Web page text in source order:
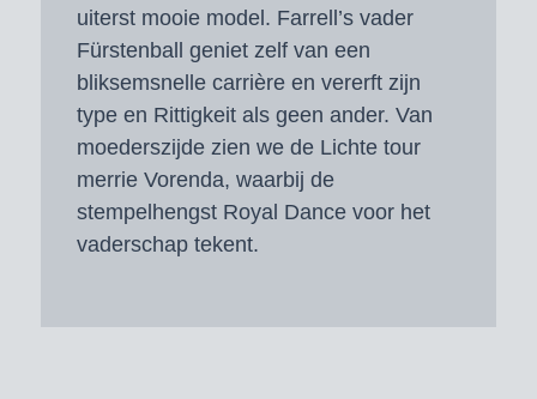
uiterst mooie model. Farrell’s vader
Fürstenball geniet zelf van een
bliksemsnelle carrière en vererft zijn
type en Rittigkeit als geen ander. Van
moederszijde zien we de Lichte tour
merrie Vorenda, waarbij de
stempelhengst Royal Dance voor het
vaderschap tekent.